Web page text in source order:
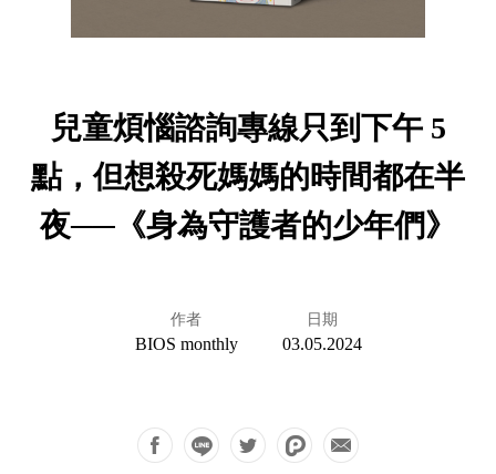
兒童煩惱諮詢專線只到下午 5
點，但想殺死媽媽的時間都在半
夜──《身為守護者的少年們》
作者
BIOS monthly
日期
03.05.2024